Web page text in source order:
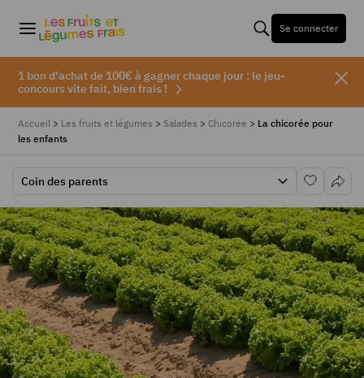
Se connecter
1 bon d'achat de 100€ à gagner chaque jour : le jeu-
concours vite fait, bien frais !
Accueil > Les fruits et légumes > Salades > Chicorée > La chicorée pour
les enfants
Coin des parents